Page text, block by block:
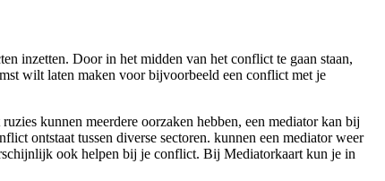
inzetten. Door in het midden van het conflict te gaan staan,
wilt laten maken voor bijvoorbeeld een conflict met je
kunnen meerdere oorzaken hebben, een mediator kan bij
ontstaat tussen diverse sectoren. kunnen een mediator weer
ook helpen bij je conflict. Bij Mediatorkaart kun je in